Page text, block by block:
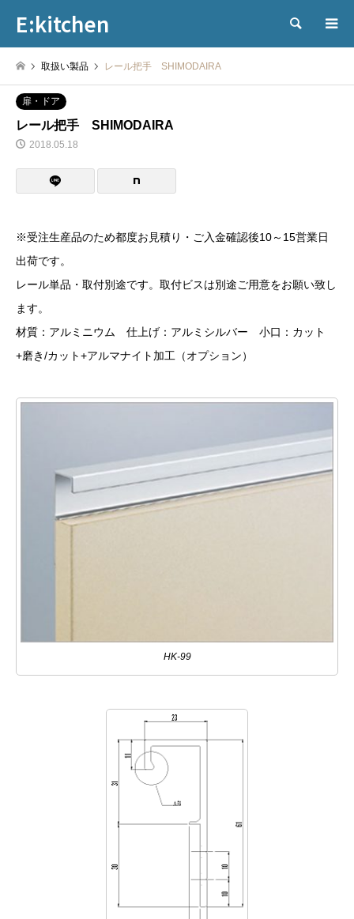
E:kitchen 検索
取扱い製品 レール把手 SHIMODAIRA
扉・ドア
レール把手 SHIMODAIRA
2018.05.18
※受注生産品のため都度お見積り・ご入金確認後10～15営業日
出荷です。
レール単品・取付別途です。取付ビスは別途ご用意をお願い致し
ます。
材質：アルミニウム 仕上げ：アルミシルバー 小口：カット
+磨き/カット+アルマナイト加工（オプション）
HK-99